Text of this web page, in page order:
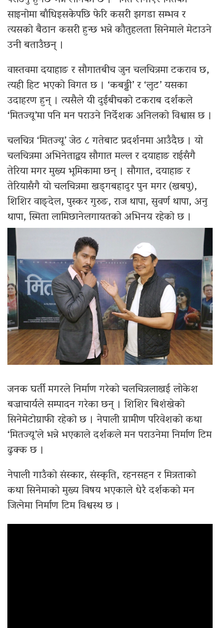
साइनोमा बाँधिइसकेपछि फेरि कसरी झगडा सम्भव र
त्यसको बैठान कसरी हुन्छ भन्ने कौतुहलता सिनेमाले मेटाउने
उनी बताउँछन् ।
वास्तवमा दयाहाङ र सौगातबीच जुन चलचित्रमा टकराव छ,
त्यही हिट भएको विगत छ । ‘कबड्डी’ र ‘लुट’ यसका
उदाहरण हुन् । त्यसैले यी दुईबीचको टकराब दर्शकले
‘मितज्यू’मा पनि मन पराउने निर्देशक अनिलको विश्वास छ ।
चलचित्र ‘मितज्यू’ जेठ ८ गतेबाट प्रदर्शनमा आउँदैछ । यो
चलचित्रमा अभिनेताद्वय सौगात मल्ल र दयाहाङ राईसँगै
तेरिया मगर मुख्य भूमिकामा छन् । सौगात, दयाहाङ र
तेरियासँगै यो चलचित्रमा खड्गबहादुर पुन मगर (खबपु),
शिशिर वाङ्देल, पुस्कर गुरुङ, राज थापा, सुवर्ण थापा, अनु
थापा, स्मिता लामिछानेलगायतको अभिनय रहेको छ ।
जनक घर्ती मगरले निर्माण गरेको चलचित्रलाखई लोकेश
बज्राचार्यले सम्पादन गरेका छन् । शिशिर बिशंखेको
सिनेमेटोग्राफी रहेको छ । नेपाली ग्रामीण परिवेशको कथा
‘मितज्यू’ले भन्ने भएकाले दर्शकले मन पराउनेमा निर्माण टिम
ढुक्क छ ।
नेपाली गाउँको संस्कार, संस्कृति, रहनसहन र मित्रताको
कथा सिनेमाको मुख्य विषय भएकाले धेरै दर्शकको मन
जित्नेमा निर्माण टिम विश्वस्थ छ ।